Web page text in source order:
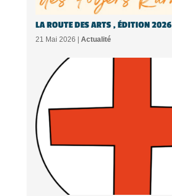
LA ROUTE DES ARTS , ÉDITION 2026
21 Mai 2026 | Actualité